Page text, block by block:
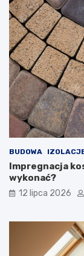
BUDOWA
Impregnacja
wykonać?
12 lipca 2026